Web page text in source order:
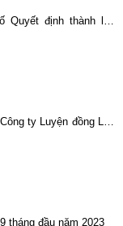
Quyết định thành lập
ty Luyện đồng Lào
tháng đầu năm 2023